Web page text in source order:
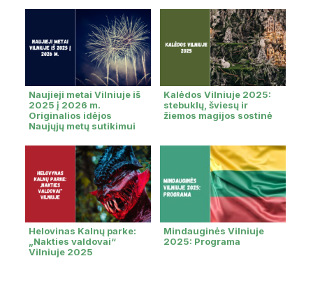
Naujieji metai Vilniuje iš
2025 į 2026 m.
Originalios idėjos
Naujųjų metų sutikimui
Kalėdos Vilniuje 2025:
stebuklų, šviesų ir
žiemos magijos sostinė
Helovinas Kalnų parke:
„Nakties valdovai“
Vilniuje 2025
Mindauginės Vilniuje
2025: Programa